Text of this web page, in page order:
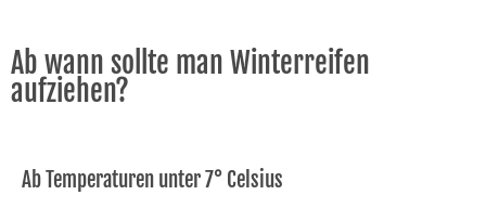
Ab wann sollte man Winterreifen
aufziehen?
Ab Temperaturen unter 7° Celsius